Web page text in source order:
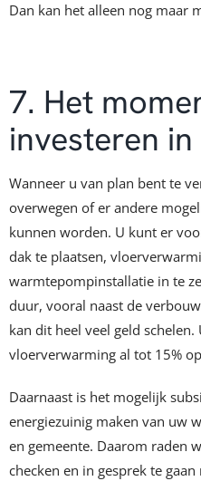
Dan kan het alleen nog maar
7. Het
investeren
Wanneer u van plan bent te
overwegen of er andere
kunnen worden. U kunt er
dak te plaatsen,
warmtepompinstallatie in te
duur, vooral naast de
kan dit heel veel geld schelen.
vloerverwarming al tot 15%
Daarnaast is het mogelijk
energiezuinig maken van uw
en gemeente. Daarom raden
checken en in gesprek te